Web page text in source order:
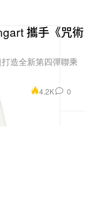
攜手《咒術
造全新第四彈聯乘
4.2K 0